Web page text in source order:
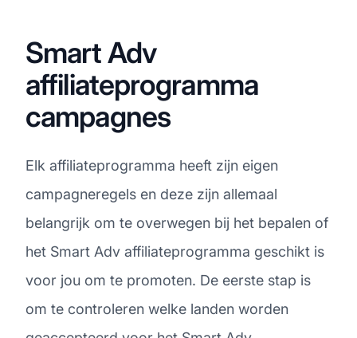
Smart Adv
affiliateprogramma
campagnes
Elk affiliateprogramma heeft zijn eigen
campagneregels en deze zijn allemaal
belangrijk om te overwegen bij het bepalen of
het Smart Adv affiliateprogramma geschikt is
voor jou om te promoten. De eerste stap is
om te controleren welke landen worden